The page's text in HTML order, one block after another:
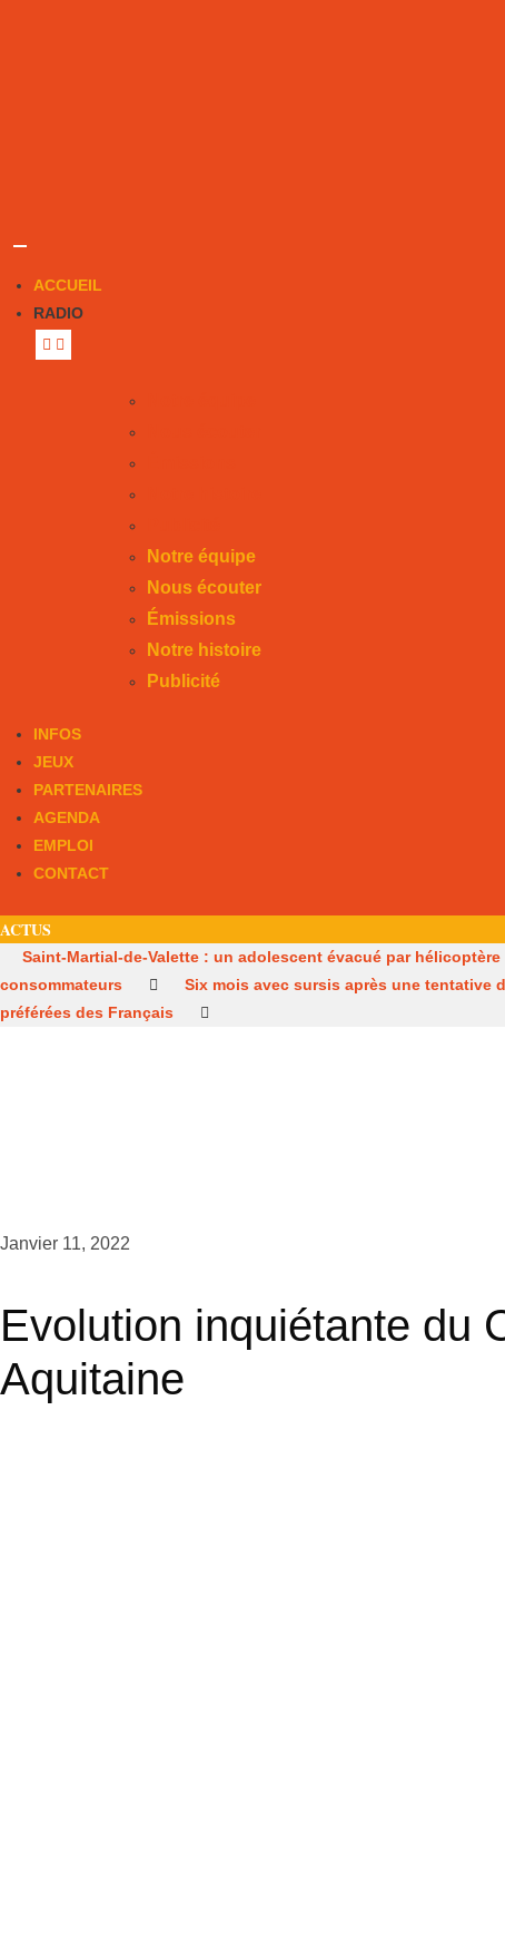
ACCUEIL
RADIO
Notre équipe
Nous écouter
Émissions
Notre histoire
Publicité
INFOS
JEUX
PARTENAIRES
AGENDA
EMPLOI
CONTACT
ACTUS
Saint-Martial-de-Valette : un adolescent évacué par hélicoptère
consommateurs
Six mois avec sursis après une tentative
préférées des Français
Janvier 11, 2022
Evolution inquiétante du
Aquitaine